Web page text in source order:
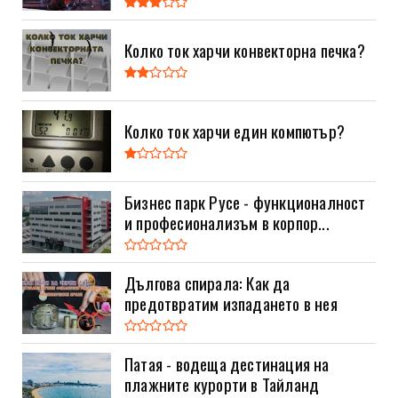
Колко ток харчи конвекторна печка?
Колко ток харчи един компютър?
Бизнес парк Русе - функционалност
и професионализъм в корпор...
Дългова спирала: Как да
предотвратим изпадането в нея
Патая - водеща дестинация на
плажните курорти в Тайланд